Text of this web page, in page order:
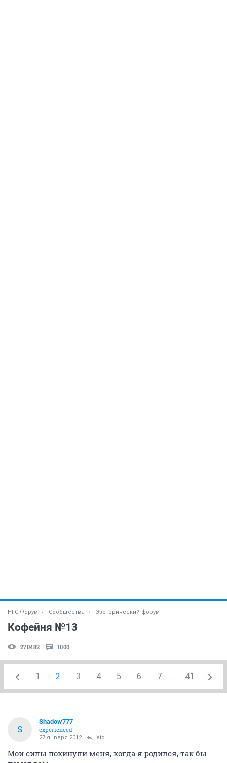
НГС.Форум Сообщества Эзотерический форум
Кофейня №13
270482 1000
1 2 3 4 5 6 7 ... 41
S
Shadow777
experienced
27 января 2012 eto
Мои силы покинули меня, когда я родился, так бы